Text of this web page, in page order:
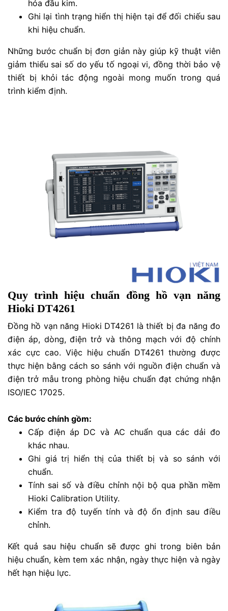
hóa đầu kim.
Ghi lại tình trạng hiển thị hiện tại để đối chiếu sau
khi hiệu chuẩn.
Những bước chuẩn bị đơn giản này giúp kỹ thuật viên
giảm thiểu sai số do yếu tố ngoại vi, đồng thời bảo vệ
thiết bị khỏi tác động ngoài mong muốn trong quá
trình kiểm định.
Quy trình hiệu chuẩn đồng hồ vạn năng
Hioki DT4261
Đồng hồ vạn năng Hioki DT4261 là thiết bị đa năng đo
điện áp, dòng, điện trở và thông mạch với độ chính
xác cực cao. Việc hiệu chuẩn DT4261 thường được
thực hiện bằng cách so sánh với nguồn điện chuẩn và
điện trở mẫu trong phòng hiệu chuẩn đạt chứng nhận
ISO/IEC 17025.
Các bước chính gồm:
Cấp điện áp DC và AC chuẩn qua các dải đo
khác nhau.
Ghi giá trị hiển thị của thiết bị và so sánh với
chuẩn.
Tính sai số và điều chỉnh nội bộ qua phần mềm
Hioki Calibration Utility.
Kiểm tra độ tuyến tính và độ ổn định sau điều
chỉnh.
Kết quả sau hiệu chuẩn sẽ được ghi trong biên bản
hiệu chuẩn, kèm tem xác nhận, ngày thực hiện và ngày
hết hạn hiệu lực.